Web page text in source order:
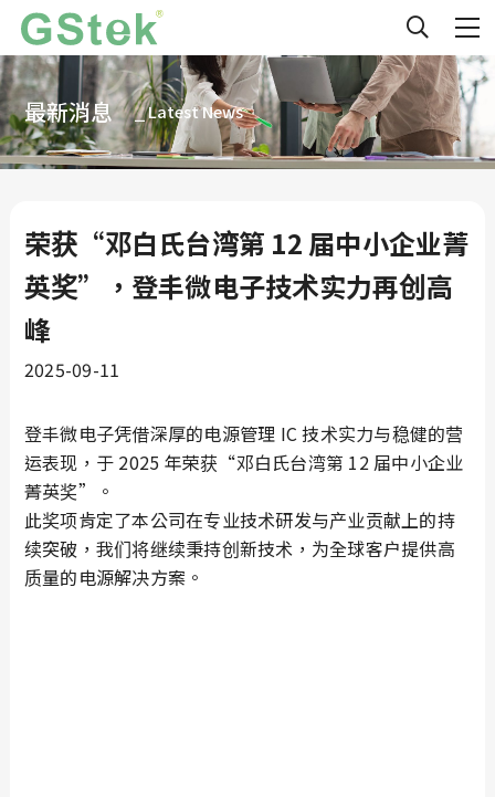
最新消息 ⎯ Latest News
荣获“邓白氏台湾第 12 届中小企业菁
英奖”，登丰微电子技术实力再创高
峰
2025-09-11
登丰微电子凭借深厚的电源管理 IC 技术实力与稳健的营
运表现，于 2025 年荣获“邓白氏台湾第 12 届中小企业
菁英奖”。
此奖项肯定了本公司在专业技术研发与产业贡献上的持
续突破，我们将继续秉持创新技术，为全球客户提供高
质量的电源解决方案。